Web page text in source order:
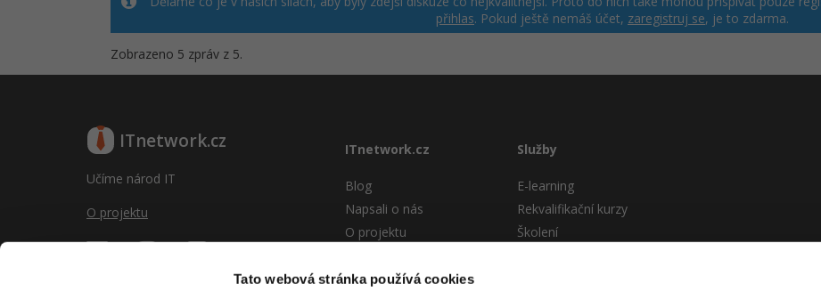
Tato webová stránka používá cookies
přihlas. Pokud ještě nemáš účet, zaregistruj se, je to zdarma.
Zobrazeno 5 zpráv z 5.
ITnetwork.cz
Učíme národ IT
O projektu
ITnetwork.cz
Blog
Napsali o nás
O projektu
Vývoj systému
Služby
E-learning
Rekvalifikační kurzy
Školení